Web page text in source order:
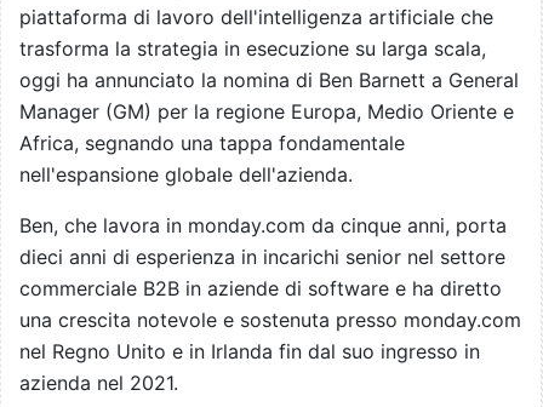
piattaforma di lavoro dell'intelligenza artificiale che
trasforma la strategia in esecuzione su larga scala,
oggi ha annunciato la nomina di Ben Barnett a General
Manager (GM) per la regione Europa, Medio Oriente e
Africa, segnando una tappa fondamentale
nell'espansione globale dell'azienda.
Ben, che lavora in monday.com da cinque anni, porta
dieci anni di esperienza in incarichi senior nel settore
commerciale B2B in aziende di software e ha diretto
una crescita notevole e sostenuta presso monday.com
nel Regno Unito e in Irlanda fin dal suo ingresso in
azienda nel 2021.